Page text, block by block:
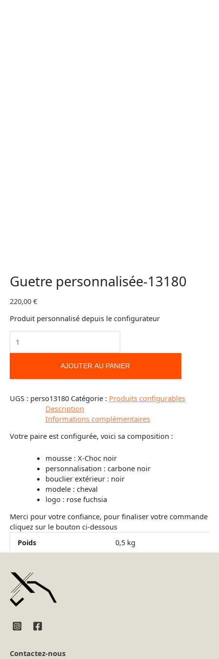
Guetre personnalisée-13180
220,00 €
Produit personnalisé depuis le configurateur
AJOUTER AU PANIER
UGS : perso13180 Catégorie : Produits configurables
Description
Informations complémentaires
Votre paire est configurée, voici sa composition :
mousse : X-Choc noir
personnalisation : carbone noir
bouclier extérieur : noir
modele : cheval
logo : rose fuchsia
Merci pour votre confiance, pour finaliser votre commande
cliquez sur le bouton ci-dessous
Poids
0,5 kg
Contactez-nous